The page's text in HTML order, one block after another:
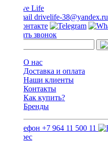
drivelife-38@yandex.ru
Заказать звонок
О нас
Доставка и оплата
Наши клиенты
Контакты
Как купить?
Бренды
+7 964 11 500 11